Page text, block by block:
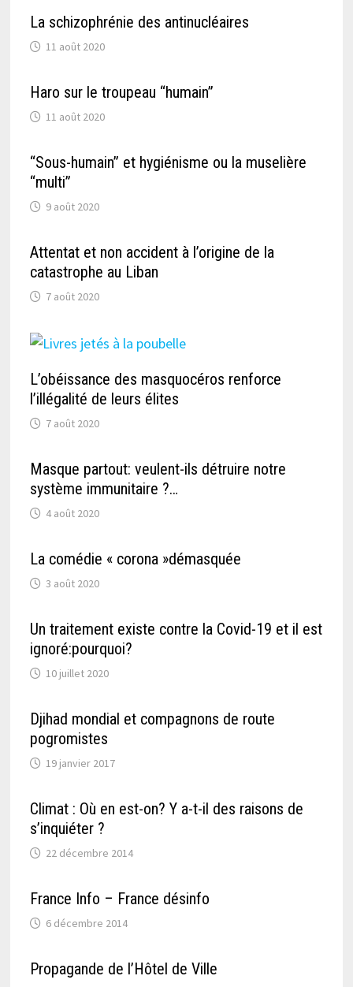
La schizophrénie des antinucléaires
11 août 2020
Haro sur le troupeau “humain”
11 août 2020
“Sous-humain” et hygiénisme ou la muselière
“multi”
9 août 2020
Attentat et non accident à l’origine de la
catastrophe au Liban
7 août 2020
L’obéissance des masquocéros renforce
l’illégalité de leurs élites
7 août 2020
Masque partout: veulent-ils détruire notre
système immunitaire ?…
4 août 2020
La comédie « corona »démasquée
3 août 2020
Un traitement existe contre la Covid-19 et il est
ignoré:pourquoi?
10 juillet 2020
Djihad mondial et compagnons de route
pogromistes
19 janvier 2017
Climat : Où en est-on? Y a-t-il des raisons de
s’inquiéter ?
22 décembre 2014
France Info – France désinfo
6 décembre 2014
Propagande de l’Hôtel de Ville